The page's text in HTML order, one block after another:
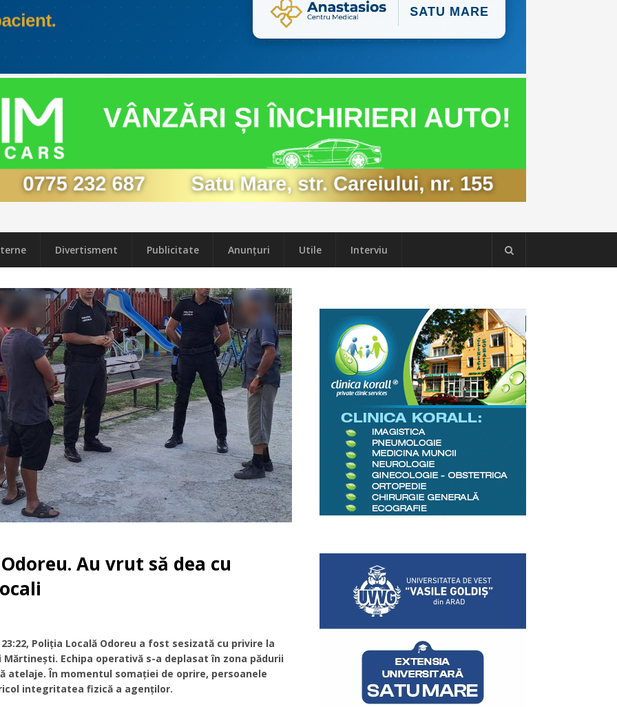
Divertisment Publicitate Anunțuri Utile Interviu
Au vrut să dea cu
Poliția Locală Odoreu a fost sesizată cu privire la
Echipa operativă s-a deplasat în zona pădurii
atelaje. În momentul somației de oprire, persoanele
integritatea fizică a agenților.